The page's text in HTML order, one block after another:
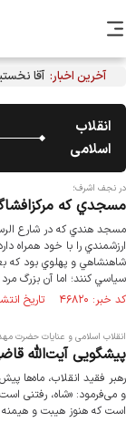
آخرین اخبار: آقا
انقلاب
اسلامی
در نجف اشرف؛
مسجدي كه
مسجد هندي كه در شارع
ارزشمندي را با خود همراه
شاهنشاهي و پهلوي بود كه
سياسي كنند؛ اما آن بزرگ
کد خبر: ۴۶۸۲۰ تاریخ انتشار : ۱۳۹۳/۱۱/۱۵
انقلاب اسلامی و عنایات حضرت
پیشگویی آیت‌الله
و می‌­فرمود: «شاه، رفتنی
است که هنوز هیبت و